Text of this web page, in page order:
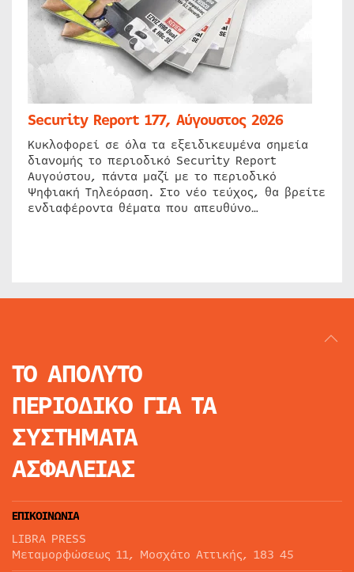
Security Report 177, Αύγουστος 2026
Κυκλοφορεί σε όλα τα εξειδικευμένα σημεία
διανομής το περιοδικό Security Report
Αυγούστου, πάντα μαζί με το περιοδικό
Ψηφιακή Τηλεόραση. Στο νέο τεύχος, θα βρείτε
ενδιαφέροντα θέματα που απευθύνο…
ΤΟ ΑΠΟΛΥΤΟ
ΠΕΡΙΟΔΙΚΟ ΓΙΑ ΤΑ
ΣΥΣΤΗΜΑΤΑ
ΑΣΦΑΛΕΙΑΣ
ΕΠΙΚΟΙΝΩΝΙΑ
LIBRA PRESS
Μεταμορφώσεως 11, Μοσχάτο Αττικής, 183 45